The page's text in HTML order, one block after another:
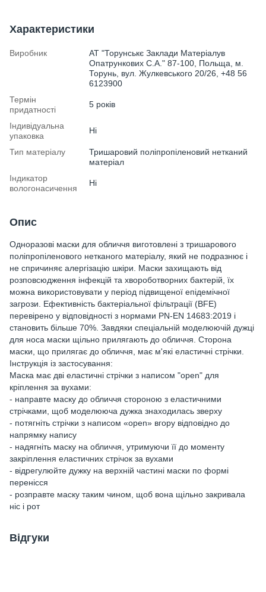
Характеристики
Виробник
АТ "Торунськє Заклади Матеріалув
Опатрункових С.А." 87-100, Польща, м.
Торунь, вул. Жулкевського 20/26, +48 56
6123900
Термін
придатності
5 років
Індивідуальна
упаковка
Ні
Тип матеріалу
Тришаровий поліпропіленовий нетканий
матеріал
Індикатор
вологонасичення
Ні
Опис
Одноразові маски для обличчя виготовлені з тришарового
поліпропіленового нетканого матеріалу, який не подразнює і
не спричиняє алергізацію шкіри. Маски захищають від
розповсюдження інфекцій та хвороботворних бактерій, їх
можна використовувати у період підвищеної епідемічної
загрози. Ефективність бактеріальної фільтрації (BFE)
перевірено у відповідності з нормами PN-EN 14683:2019 і
становить більше 70%. Завдяки спеціальній моделюючій дужці
для носа маски щільно прилягають до обличчя. Сторона
маски, що прилягає до обличчя, має м'які еластичні стрічки.
Інструкція із застосування:
Маска має дві еластичні стрічки з написом "open" для
кріплення за вухами:
- направте маску до обличчя стороною з еластичними
стрічками, щоб моделююча дужка знаходилась зверху
- потягніть стрічки з написом «open» вгору відповідно до
напрямку напису
- надягніть маску на обличчя, утримуючи її до моменту
закріплення еластичних стрічок за вухами
- відрегулюйте дужку на верхній частині маски по формі
перенісся
- розправте маску таким чином, щоб вона щільно закривала
ніс і рот
Відгуки